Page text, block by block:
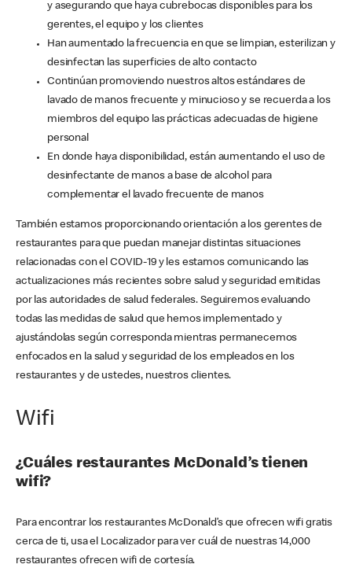
y asegurando que haya cubrebocas disponibles para los
gerentes, el equipo y los clientes
Han aumentado la frecuencia en que se limpian, esterilizan y
desinfectan las superficies de alto contacto
Continúan promoviendo nuestros altos estándares de
lavado de manos frecuente y minucioso y se recuerda a los
miembros del equipo las prácticas adecuadas de higiene
personal
En donde haya disponibilidad, están aumentando el uso de
desinfectante de manos a base de alcohol para
complementar el lavado frecuente de manos
También estamos proporcionando orientación a los gerentes de
restaurantes para que puedan manejar distintas situaciones
relacionadas con el COVID-19 y les estamos comunicando las
actualizaciones más recientes sobre salud y seguridad emitidas
por las autoridades de salud federales. Seguiremos evaluando
todas las medidas de salud que hemos implementado y
ajustándolas según corresponda mientras permanecemos
enfocados en la salud y seguridad de los empleados en los
restaurantes y de ustedes, nuestros clientes.
Wifi
¿Cuáles restaurantes McDonald’s tienen
wifi?
Para encontrar los restaurantes McDonald’s que ofrecen wifi gratis
cerca de ti, usa el Localizador para ver cuál de nuestras 14,000
restaurantes ofrecen wifi de cortesía.